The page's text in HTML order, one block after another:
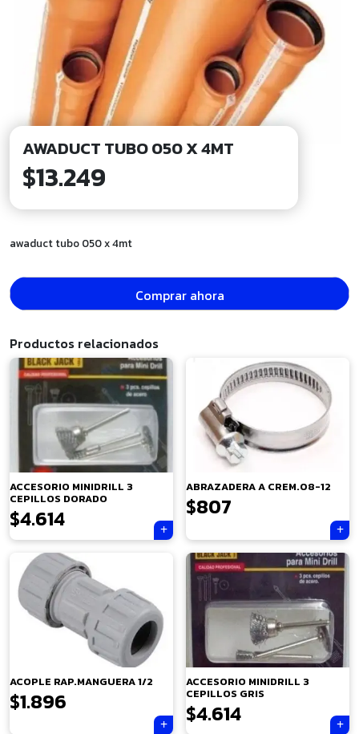
AWADUCT TUBO 050 X 4MT
$13.249
awaduct tubo 050 x 4mt
Comprar ahora
Productos relacionados
ACCESORIO MINIDRILL 3
CEPILLOS DORADO
$4.614
ABRAZADERA A CREM.08-12
$807
ACOPLE RAP.MANGUERA 1/2
$1.896
ACCESORIO MINIDRILL 3
CEPILLOS GRIS
$4.614
×